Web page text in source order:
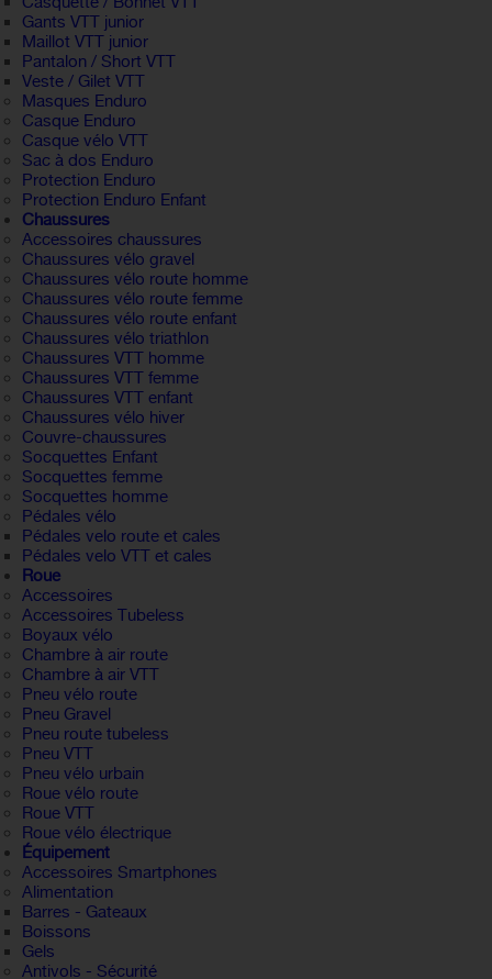
Gants VTT junior
Maillot VTT junior
Pantalon / Short VTT
Veste / Gilet VTT
Masques Enduro
Casque Enduro
Casque vélo VTT
Sac à dos Enduro
Protection Enduro
Protection Enduro Enfant
Chaussures
Accessoires chaussures
Chaussures vélo gravel
Chaussures vélo route homme
Chaussures vélo route femme
Chaussures vélo route enfant
Chaussures vélo triathlon
Chaussures VTT homme
Chaussures VTT femme
Chaussures VTT enfant
Chaussures vélo hiver
Couvre-chaussures
Socquettes Enfant
Socquettes femme
Socquettes homme
Pédales vélo
Pédales velo route et cales
Pédales velo VTT et cales
Roue
Accessoires
Accessoires Tubeless
Boyaux vélo
Chambre à air route
Chambre à air VTT
Pneu vélo route
Pneu Gravel
Pneu route tubeless
Pneu VTT
Pneu vélo urbain
Roue vélo route
Roue VTT
Roue vélo électrique
Équipement
Accessoires Smartphones
Alimentation
Barres - Gateaux
Boissons
Gels
Antivols - Sécurité